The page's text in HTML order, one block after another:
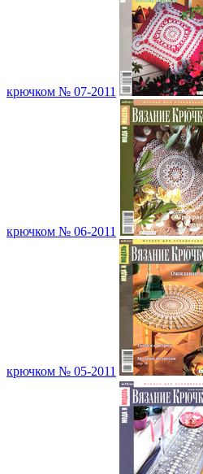
крючком № 07-2011
крючком № 06-2011
крючком № 05-2011